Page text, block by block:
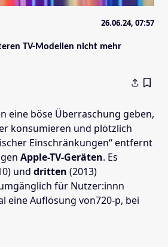
26.06.24, 07:57
TV-Modellen nicht mehr
eine böse Überraschung geben,
konsumieren und plötzlich
Einschränkungen“ entfernt
Apple-TV-Geräten. Es
und dritten (2013)
für Nutzer:innn
eine Auflösung von720-p, bei